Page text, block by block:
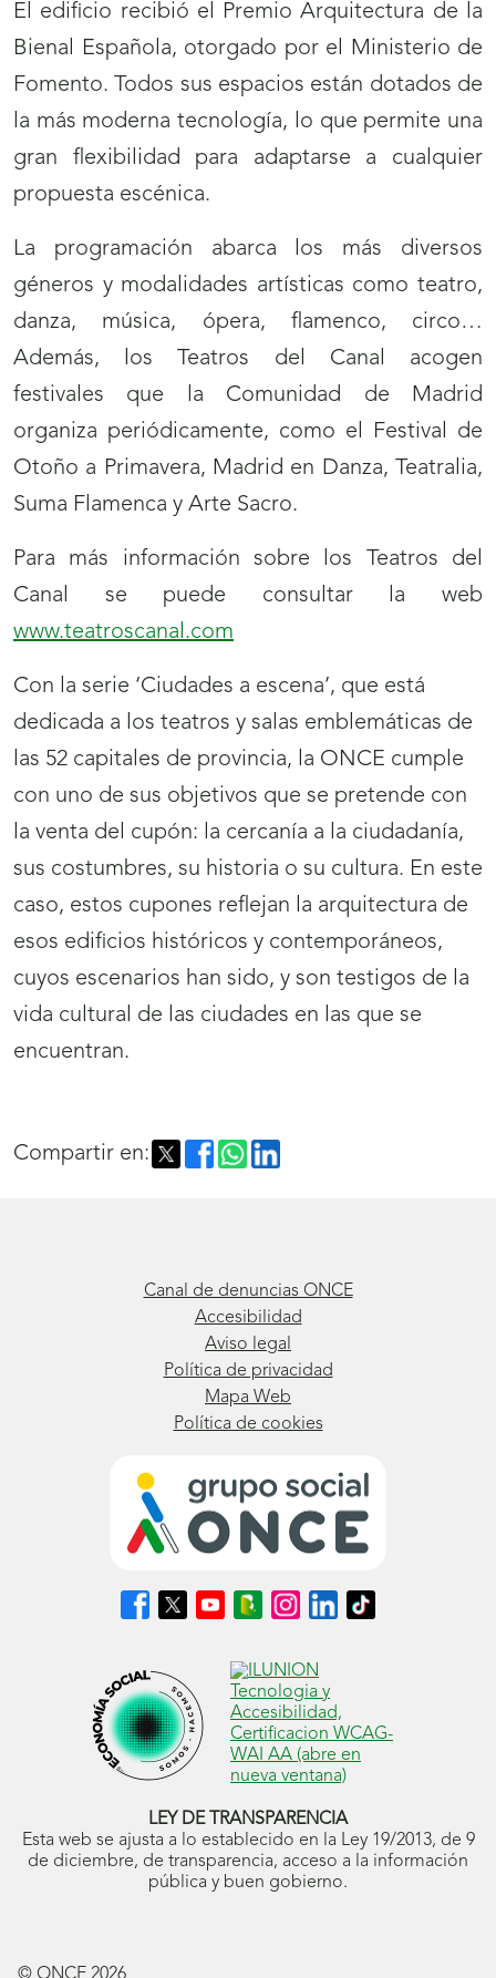
El edificio recibió el Premio Arquitectura de la
Bienal Española, otorgado por el Ministerio de
Fomento. Todos sus espacios están dotados de
la más moderna tecnología, lo que permite una
gran flexibilidad para adaptarse a cualquier
propuesta escénica.
La programación abarca los más diversos
géneros y modalidades artísticas como teatro,
danza, música, ópera, flamenco, circo…
Además, los Teatros del Canal acogen
festivales que la Comunidad de Madrid
organiza periódicamente, como el Festival de
Otoño a Primavera, Madrid en Danza, Teatralia,
Suma Flamenca y Arte Sacro.
Para más información sobre los Teatros del
Canal se puede consultar la web
www.teatroscanal.com
Con la serie ‘Ciudades a escena’, que está
dedicada a los teatros y salas emblemáticas de
las 52 capitales de provincia, la ONCE cumple
con uno de sus objetivos que se pretende con
la venta del cupón: la cercanía a la ciudadanía,
sus costumbres, su historia o su cultura. En este
caso, estos cupones reflejan la arquitectura de
esos edificios históricos y contemporáneos,
cuyos escenarios han sido, y son testigos de la
vida cultural de las ciudades en las que se
encuentran.
Compartir en:
Canal de denuncias ONCE
Accesibilidad
Aviso legal
Política de privacidad
Mapa Web
Política de cookies
Síguenos
en
abrirá
en
ventana
nueva)
Síguenos
en
abrirá
en
ventana
nueva)
Síguenos
en
abrirá
en
ventana
nueva)
Síguenos
en
Blog
ONCE
(se
abrirá
en
ventana
nueva)
Síguenos
en
(se
abrirá
en
ventana
nueva)
Síguenos
en
(se
abrirá
en
ventana
nueva)
Síguenos
en
ventana
nueva)
LEY DE TRANSPARENCIA
Esta web se ajusta a lo establecido en la Ley 19/2013, de 9
de diciembre, de transparencia, acceso a la información
pública y buen gobierno.